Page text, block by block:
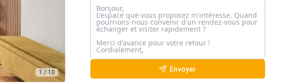
1 / 10 Envoyer